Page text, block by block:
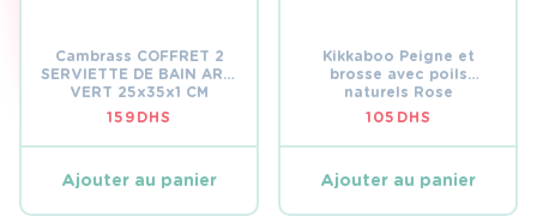
Cambrass COFFRET 2
SERVIETTE DE BAIN ARDI
VERT 25x35x1 CM
159 DHS
Ajouter au panier
Kikkaboo Peigne et
brosse avec poils
naturels Rose
105 DHS
Ajouter au panier